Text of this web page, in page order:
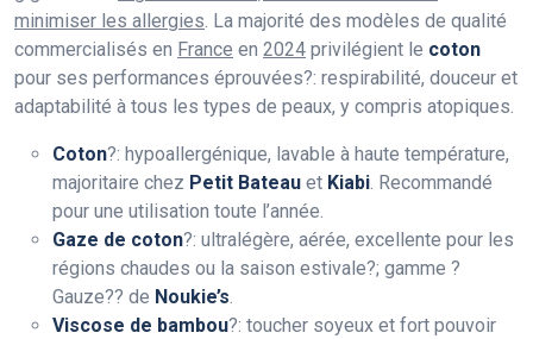
minimiser les allergies. La majorité des modèles de qualité
commercialisés en France en 2024 privilégient le coton
pour ses performances éprouvées?: respirabilité, douceur et
adaptabilité à tous les types de peaux, y compris atopiques.
Coton?: hypoallergénique, lavable à haute température,
majoritaire chez Petit Bateau et Kiabi. Recommandé
pour une utilisation toute l’année.
Gaze de coton?: ultralégère, aérée, excellente pour les
régions chaudes ou la saison estivale?; gamme ?
Gauze?? de Noukie’s.
Viscose de bambou?: toucher soyeux et fort pouvoir